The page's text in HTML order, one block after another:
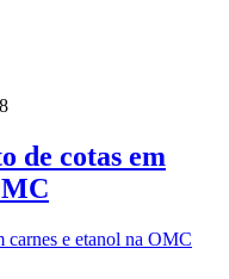
de cotas em
carnes e etanol na OMC